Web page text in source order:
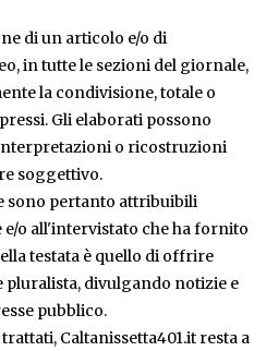
di un articolo e/o di
in tutte le sezioni del giornale,
la condivisione, totale o
Gli elaborati possono
o ricostruzioni
soggettivo.
sono pertanto attribuibili
e/o all'intervistato che ha fornito
testata è quello di offrire
divulgando notizie e
pubblico.
Caltanissetta401.it resta a